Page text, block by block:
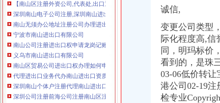
深圳南山电子公司注册,深圳南山进出口公司注册-深圳58同城
南山无须办公地址注册公司办理进出口权-南山周边工商注册|深圳酷易搜
宁波市南山进出口有限公司
南山公司注册进出口权申请龙岗记账报税【今日推荐网-深圳工商/税务/
义乌市南山进出口有限公司
南山区贸易公司进出口权办理如何申请进出口权_2018新公司注册信
代理进出口业务代办南山进出口资质注册
深圳南山个体户注册代理南山进出口经营权快速办-久久信息网
深圳公司注册前海公司注册南山区注册公司
南油代理注册公司南山区南头代办营业执照后海代办个体工商户-产
诚信,
变更公司类型
际化程度高,
同，明玛标价
看到的，是珠
03-06低价转
港公司02-19
检专业